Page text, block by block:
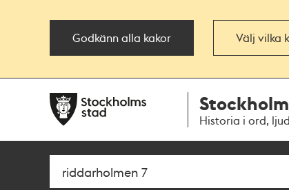
Godkänn alla kakor Välj vilka
navigationen
huvudinnehållet
Historia i ord,
Sök